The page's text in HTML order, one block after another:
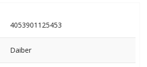
4053901125453
Daiber